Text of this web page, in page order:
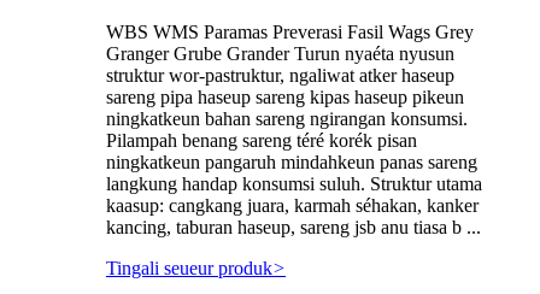
WBS WMS Paramas Preverasi Fasil Wags Grey
Granger Grube Grander Turun nyaéta nyusun
struktur wor-pastruktur, ngaliwat atker haseup
sareng pipa haseup sareng kipas haseup pikeun
ningkatkeun bahan sareng ngirangan konsumsi.
Pilampah benang sareng téré korék pisan
ningkatkeun pangaruh mindahkeun panas sareng
langkung handap konsumsi suluh. Struktur utama
kaasup: cangkang juara, karmah séhakan, kanker
kancing, taburan haseup, sareng jsb anu tiasa b ...
Tingali seueur produk>